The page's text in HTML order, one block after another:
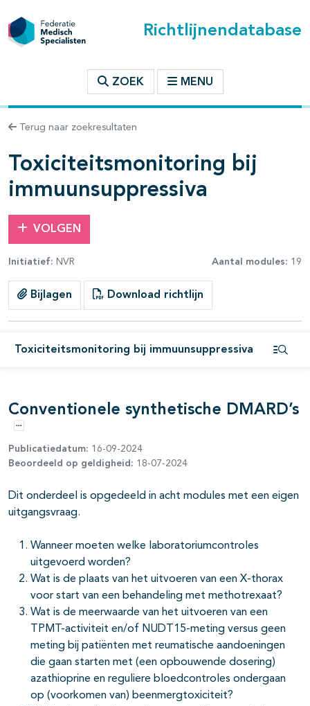
Richtlijnendatabase
ZOEK MENU
Terug naar zoekresultaten
Toxiciteitsmonitoring bij
immuunsuppressiva
VOLGEN
Initiatief: NVR Aantal modules: 19
Bijlagen Download richtlijn
Toxiciteitsmonitoring bij immuunsuppressiva
binnen deze richtlijn
open- en dichtklappen
Conventionele synthetische DMARD’s
Opties
Publicatiedatum: 16-09-2024
Beoordeeld op geldigheid: 18-07-2024
Dit onderdeel is opgedeeld in acht modules met een eigen
uitgangsvraag.
Wanneer moeten welke laboratoriumcontroles
uitgevoerd worden?
Wat is de plaats van het uitvoeren van een X-thorax
voor start van een behandeling met methotrexaat?
Wat is de meerwaarde van het uitvoeren van een
TPMT-activiteit en/of NUDT15-meting versus geen
meting bij patiënten met reumatische aandoeningen
die gaan starten met (een opbouwende dosering)
azathioprine en reguliere bloedcontroles ondergaan
op (voorkomen van) beenmergtoxiciteit?